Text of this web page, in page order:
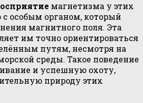
магнетизма у этих
особым органом, который
магнитного поля. Эта
им точно ориентироваться
путям, несмотря на
среды. Такое поведение
и успешную охоту,
природу этих